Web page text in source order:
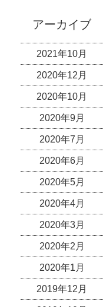
アーカイブ
2021年10月
2020年12月
2020年10月
2020年9月
2020年7月
2020年6月
2020年5月
2020年4月
2020年3月
2020年2月
2020年1月
2019年12月